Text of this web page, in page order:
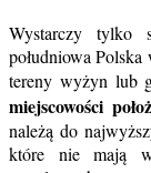
Wystarczy tylko
południowa
tereny wyżyn lub
miejscowości
należą do
które nie mają